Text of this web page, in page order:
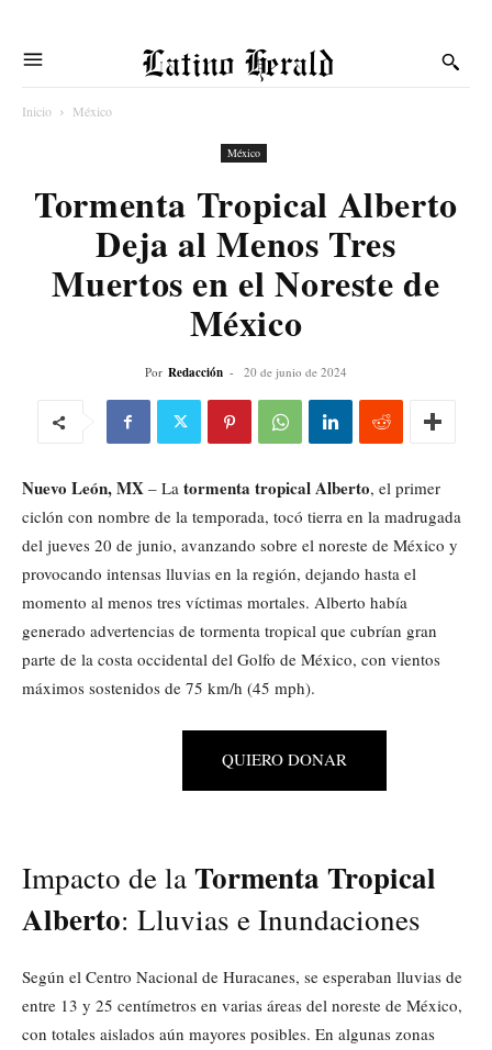
Latino Herald
Inicio México
México
Tormenta Tropical Alberto
Deja al Menos Tres
Muertos en el Noreste de
México
Por Redacción - 20 de junio de 2024
Nuevo León, MX – La tormenta tropical Alberto, el primer
ciclón con nombre de la temporada, tocó tierra en la madrugada
del jueves 20 de junio, avanzando sobre el noreste de México y
provocando intensas lluvias en la región, dejando hasta el
momento al menos tres víctimas mortales. Alberto había
generado advertencias de tormenta tropical que cubrían gran
parte de la costa occidental del Golfo de México, con vientos
máximos sostenidos de 75 km/h (45 mph).
QUIERO DONAR
Impacto de laTormenta Tropical
Alberto: Lluvias e Inundaciones
Según el Centro Nacional de Huracanes, se esperaban lluvias de
entre 13 y 25 centímetros en varias áreas del noreste de México,
con totales aislados aún mayores posibles. En algunas zonas